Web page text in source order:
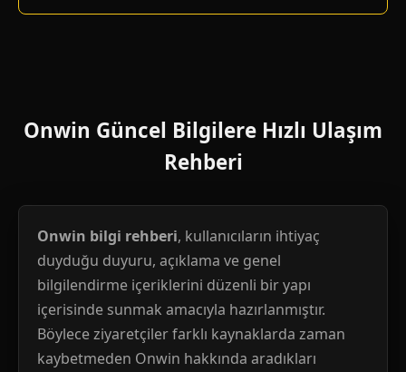
Onwin Güncel Bilgilere Hızlı Ulaşım
Rehberi
Onwin bilgi rehberi, kullanıcıların ihtiyaç
duyduğu duyuru, açıklama ve genel
bilgilendirme içeriklerini düzenli bir yapı
içerisinde sunmak amacıyla hazırlanmıştır.
Böylece ziyaretçiler farklı kaynaklarda zaman
kaybetmeden Onwin hakkında aradıkları